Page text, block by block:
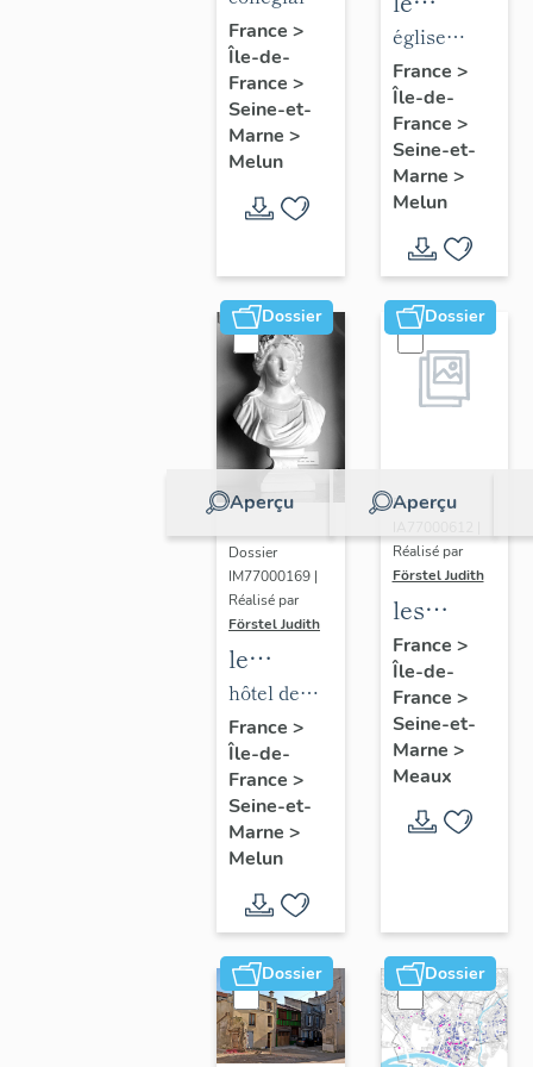
de la
collégiale
Notre-
Dame
Notre-
Dame
France >
Île-de-
France >
Seine-et-
Marne >
Melun
mobilier
de
l'église
Saint-
Aspais
église
paroissiale
Saint-
Aspais
France >
Île-de-
France >
Seine-et-
Marne >
Melun
Dossier
Aperçu
Dossier
IM77000169 |
Réalisé par
Förstel Judith
le
mobilier
de l'hôtel
de ville
hôtel de
ville
France >
Île-de-
France >
Seine-et-
Marne >
Melun
Dossier
Aperçu
Dossier
Réalisé par
Förstel Judith
les
maisons
et
immeubles
de
Meaux
France >
Île-de-
France >
Seine-et-
Marne >
Meaux
Dossier Dossier